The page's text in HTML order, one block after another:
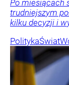
Po miesiącach
trudniejszym
kilku decyzji i
PolitykaŚwiat